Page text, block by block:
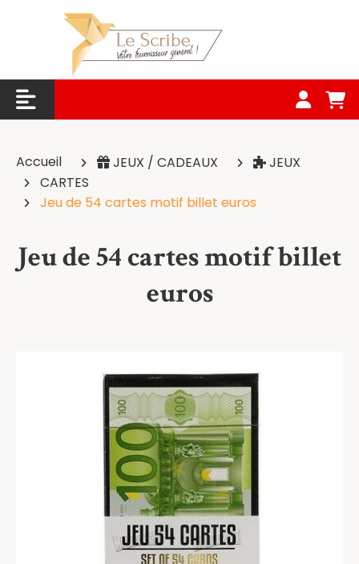
Accueil JEUX / CADEAUX
JEUX
CARTES
Jeu de 54 cartes motif billet euros
Jeu de 54 cartes motif billet
euros